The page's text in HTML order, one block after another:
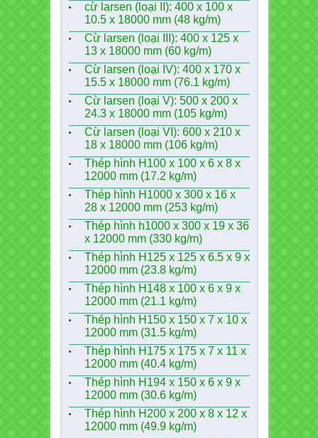
cừ larsen (loại II): 400 x 100 x
10.5 x 18000 mm (48 kg/m)
Cừ larsen (loại III): 400 x 125 x
13 x 18000 mm (60 kg/m)
Cừ larsen (loại IV): 400 x 170 x
15.5 x 18000 mm (76.1 kg/m)
Cừ larsen (loại V): 500 x 200 x
24.3 x 18000 mm (105 kg/m)
Cừ larsen (loại VI): 600 x 210 x
18 x 18000 mm (106 kg/m)
Thép hình H100 x 100 x 6 x 8 x
12000 mm (17.2 kg/m)
Thép hình H1000 x 300 x 16 x
28 x 12000 mm (253 kg/m)
Thép hình h1000 x 300 x 19 x 36
x 12000 mm (330 kg/m)
Thép hình H125 x 125 x 6.5 x 9 x
12000 mm (23.8 kg/m)
Thép hình H148 x 100 x 6 x 9 x
12000 mm (21.1 kg/m)
Thép hình H150 x 150 x 7 x 10 x
12000 mm (31.5 kg/m)
Thép hình H175 x 175 x 7 x 11 x
12000 mm (40.4 kg/m)
Thép hình H194 x 150 x 6 x 9 x
12000 mm (30.6 kg/m)
Thép hình H200 x 200 x 8 x 12 x
12000 mm (49.9 kg/m)